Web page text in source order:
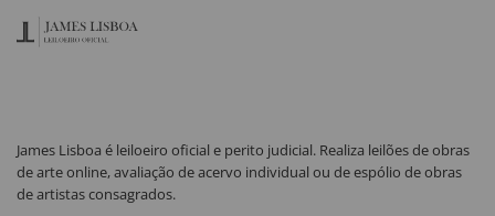
James Lisboa é leiloeiro oficial e perito judicial. Realiza leilões de obras
de arte online, avaliação de acervo individual ou de espólio de obras
de artistas consagrados.